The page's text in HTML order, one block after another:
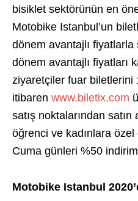
bisiklet sektörünün en
Motobike Istanbul’un
dönem avantajlı fiyatlarla
dönem avantajlı fiyatları
ziyaretçiler fuar biletlerini
itibaren www.biletix.com
satış noktalarından
öğrenci ve kadınlara
Cuma günleri %50
Motobike Istanbul